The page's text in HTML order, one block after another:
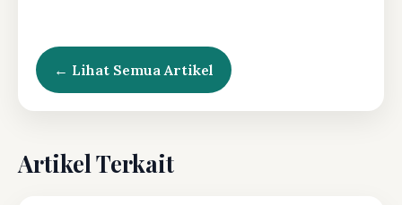
← Lihat Semua Artikel
Artikel Terkait